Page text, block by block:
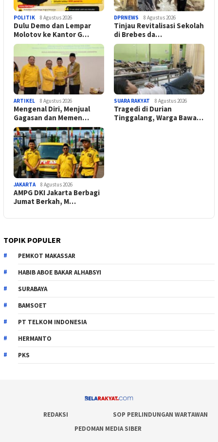
POLITIK 8 Agustus 2026
Dulu Demo dan Lempar
Molotov ke Kantor G…
DPRNEWS 8 Agustus 2026
Tinjau Revitalisasi Sekolah
di Brebes da…
ARTIKEL 8 Agustus 2026
Mengenal Diri, Menjual
Gagasan dan Memen…
SUARA RAKYAT 8 Agustus 2026
Tragedi di Durian
Tinggalang, Warga Bawa…
JAKARTA 8 Agustus 2026
AMPG DKI Jakarta Berbagi
Jumat Berkah, M…
TOPIK POPULER
PEMKOT MAKASSAR
HABIB ABOE BAKAR ALHABSYI
SURABAYA
BAMSOET
PT TELKOM INDONESIA
HERMANTO
PKS
REDAKSI
SOP PERLINDUNGAN WARTAWAN
PEDOMAN MEDIA SIBER